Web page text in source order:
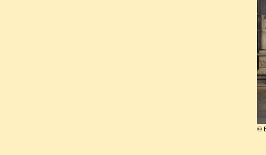
Sébastien de
,
des documents
…de là à penser à un petit
©